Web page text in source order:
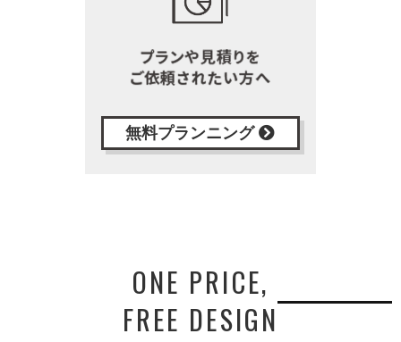
無料プランニング
ONE PRICE,
FREE DESIGN